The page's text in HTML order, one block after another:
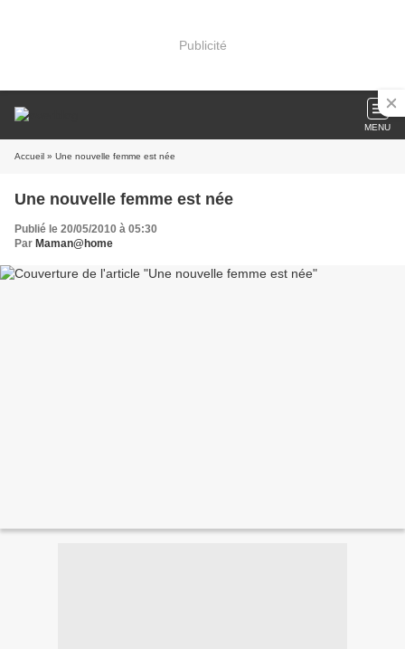
Publicité
MENU
Accueil » Une nouvelle femme est née
Une nouvelle femme est née
Publié le 20/05/2010 à 05:30
Par Maman@home